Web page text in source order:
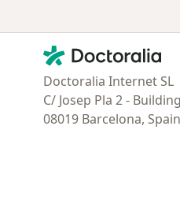
Contacto
Doctoralia - Página de inicio
Doctoralia Internet SL
C/ Josep Pla 2 -
08019 Barcelona, Spain